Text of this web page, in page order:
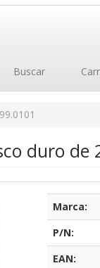
Buscar
duro de
Marca:
P/N:
EAN: